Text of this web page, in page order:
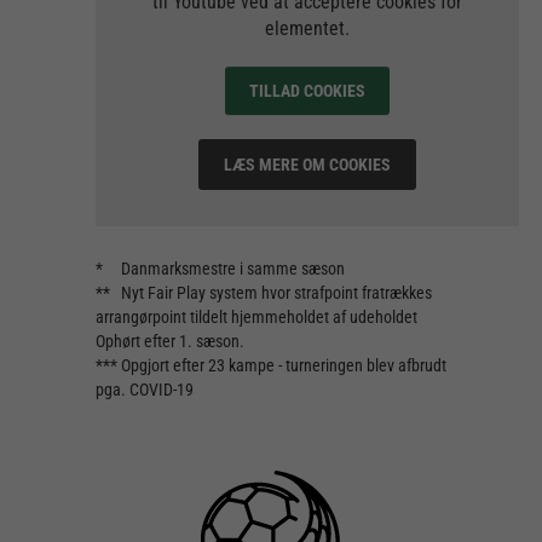
elementet.
TILLAD COOKIES
LÆS MERE OM COOKIES
* Danmarksmestre i samme sæson
** Nyt Fair Play system hvor strafpoint fratrækkes
arrangørpoint tildelt hjemmeholdet af udeholdet
Ophørt efter 1. sæson.
*** Opgjort efter 23 kampe - turneringen blev afbrudt
pga. COVID-19